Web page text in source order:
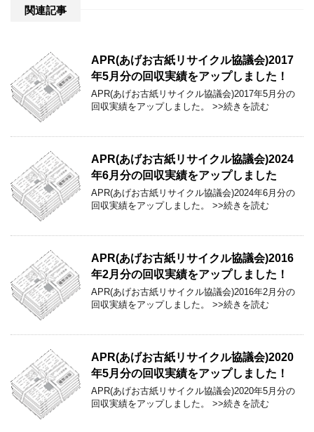
関連記事
APR(あげお古紙リサイクル協議会)2017
年5月分の回収実績をアップしました！
APR(あげお古紙リサイクル協議会)2017年5月分の
回収実績をアップしました。 >>続きを読む
APR(あげお古紙リサイクル協議会)2024
年6月分の回収実績をアップしました
APR(あげお古紙リサイクル協議会)2024年6月分の
回収実績をアップしました。 >>続きを読む
APR(あげお古紙リサイクル協議会)2016
年2月分の回収実績をアップしました！
APR(あげお古紙リサイクル協議会)2016年2月分の
回収実績をアップしました。 >>続きを読む
APR(あげお古紙リサイクル協議会)2020
年5月分の回収実績をアップしました！
APR(あげお古紙リサイクル協議会)2020年5月分の
回収実績をアップしました。 >>続きを読む